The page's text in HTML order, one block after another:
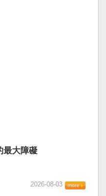
最大障礙
2026-08-03